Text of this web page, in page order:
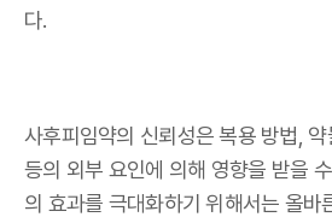
다.
사후피임약의 신뢰성은 복용 방법,
등의 외부 요인에 의해 영향을 받을
의 효과를 극대화하기 위해서는 올바